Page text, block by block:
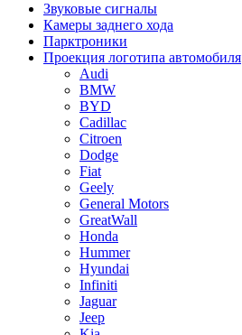
Звуковые сигналы
Камеры заднего хода
Парктроники
Проекция логотипа автомобиля
Audi
BMW
BYD
Cadillac
Citroen
Dodge
Fiat
Geely
General Motors
GreatWall
Honda
Hummer
Hyundai
Infiniti
Jaguar
Jeep